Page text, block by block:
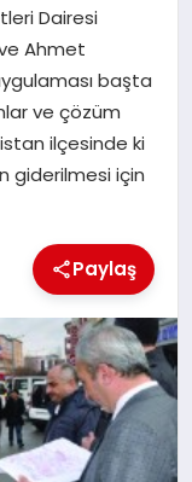
Dairesi
ve Ahmet
başta
ve çözüm
ilçesinde ki
giderilmesi için
Paylaş